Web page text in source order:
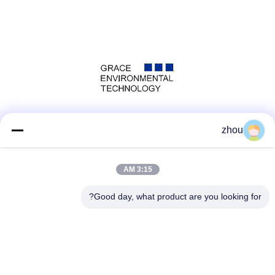
zhou
3:15 AM
Good day, what product are you looking for?